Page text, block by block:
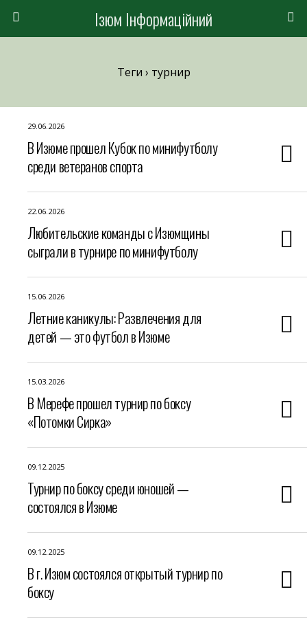
Ізюм Інформаційний
Теги › турнир
29.06.2026
В Изюме прошел Кубок по минифутболу
среди ветеранов спорта
22.06.2026
Любительские команды с Изюмщины
сыграли в турнире по минифутболу
15.06.2026
Летние каникулы: Развлечения для
детей — это футбол в Изюме
15.03.2026
В Мерефе прошел турнир по боксу
«Потомки Сирка»
09.12.2025
Турнир по боксу среди юношей —
состоялся в Изюме
09.12.2025
В г. Изюм состоялся открытый турнир по
боксу